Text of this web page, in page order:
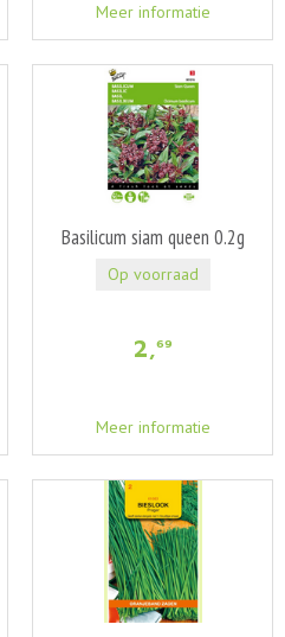
Meer informatie
Basilicum siam queen 0.2g
2,69
Meer informatie
Op voorraad